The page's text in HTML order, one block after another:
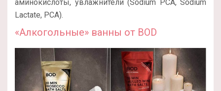
аминокислоты, увлажнители (Sodium PCA, Sodium
Lactate, PCA).
«Алкогольные» ванны от BOD